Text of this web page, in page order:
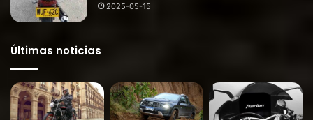
2025-05-15
Últimas noticias